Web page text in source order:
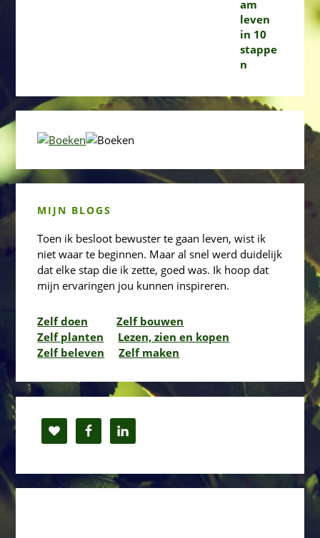
MIJN BLOGS
Toen ik besloot bewuster te gaan leven, wist ik
niet waar te beginnen. Maar al snel werd duidelijk
dat elke stap die ik zette, goed was. Ik hoop dat
mijn ervaringen jou kunnen inspireren.
Zelf doen
Zelf bouwen
Zelf planten
Lezen, zien en kopen
Zelf beleven
Zelf maken